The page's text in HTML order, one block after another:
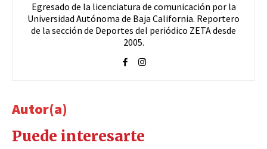
Egresado de la licenciatura de comunicación por la
Universidad Autónoma de Baja California. Reportero
de la sección de Deportes del periódico ZETA desde
2005.
Autor(a)
Puede interesarte